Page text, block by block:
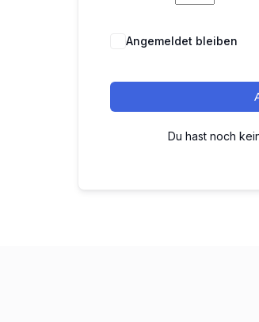
Angemeldet bleiben
Du hast noch